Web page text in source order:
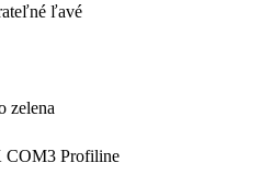
ľavé
zelena
COM3 Profiline